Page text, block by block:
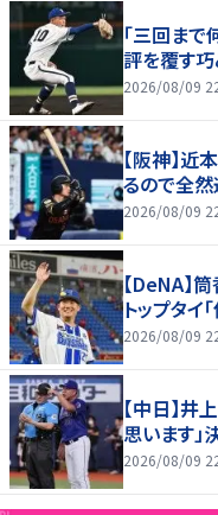
「三回ま
評を覆す
2026/08/09
【阪神】
るので全然
2026/08/09
【DeNA】
トップタイ
2026/08/09
【中日】井
思います
2026/08/09